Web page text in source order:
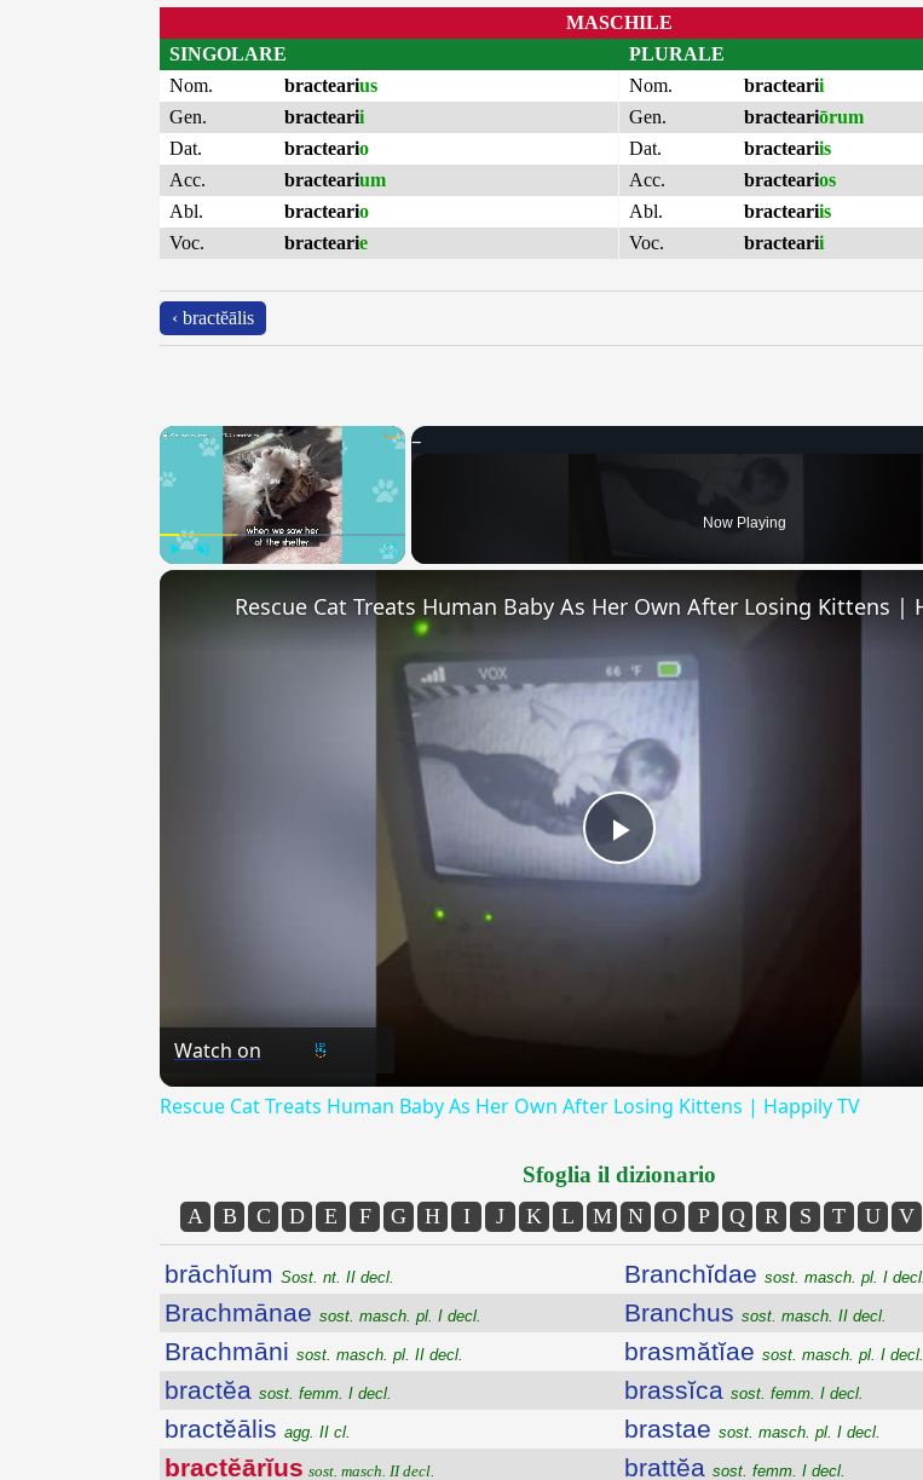
MASCHILE
SINGOLARE
Nom.
bractearius
Gen.
bractearii
Dat.
bracteario
Acc.
bractearium
Abl.
bracteario
Voc.
bractearie
PLURALE
Nom.
bractearii
Gen.
bracteariōrum
Dat.
bracteariis
Acc.
bractearios
Abl.
bracteariis
Voc.
bractearii
‹ bractĕālis
×
Now Playing
Play
Video
Watch on
Rescue Cat Treats Human Baby As Her Own After Losing Kittens | Happily TV
Sfoglia il dizionario
A B C D E F G H I J K L M N O P Q R S T U V
brāchĭum Sost. nt. II decl.
Brachmānae sost. masch. pl. I decl.
Brachmāni sost. masch. pl. II decl.
bractĕa sost. femm. I decl.
bractĕālis agg. II cl.
bractĕārĭus sost. masch. II decl.
Branchĭdae sost. masch. pl. I decl.
Branchus sost. masch. II decl.
brasmătĭae sost. masch. pl. I decl.
brassĭca sost. femm. I decl.
brastae sost. masch. pl. I decl.
brattĕa sost. femm. I decl.